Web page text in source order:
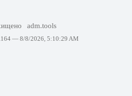
adm.tools
— 8/8/2026, 5:10:29 AM